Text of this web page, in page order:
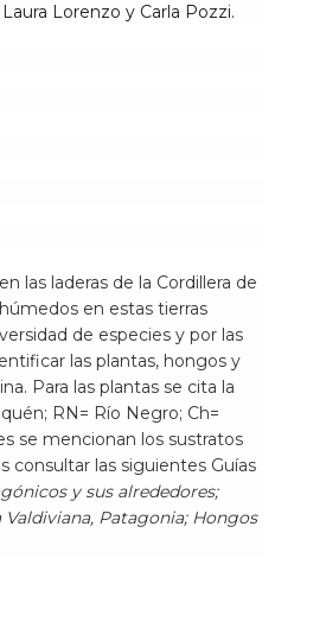
Lorenzo y Carla Pozzi.
las laderas de la Cordillera de
en estas tierras
de especies y por las
las plantas, hongos y
Para las plantas se cita la
RN= Río Negro; Ch=
se mencionan los sustratos
las siguientes Guías
y sus alrededores;
Patagonia; Hongos